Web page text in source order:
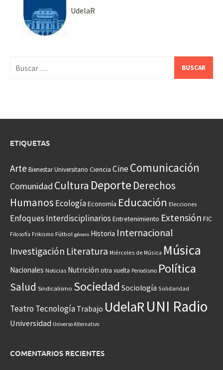
UdelaR
ETIQUETAS
Arte Bienestar Universitario Ciencia CineComunicación
Comunidad Cultura Deporte Derechos
Humanos EcologíaEconomía Educación Elecciones
Enfoques Interdisciplinarios Entretenimiento Extensión FIC
Filosofía Frikismo Fútbol género Historia Internacional
Investigación Literatura Miércoles de Música Música
Nacionales Noticias Nutrición otra vuelta Periodismo Política
Salud Sindicalismo Sociedad Sociología Solidaridad
Teatro Tecnología Trabajo UdelaRUNI Radio
Universidad Universo Alternativo
COMENTARIOS RECIENTES